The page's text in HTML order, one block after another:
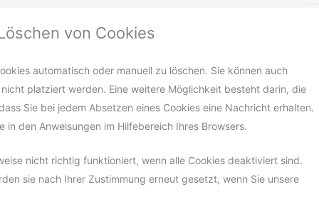
von Cookies
automatisch oder manuell zu löschen. Sie können auch
platziert werden. Eine weitere Möglichkeit besteht darin, die
Sie bei jedem Absetzen eines Cookies eine Nachricht erhalten.
den Anweisungen im Hilfebereich Ihres Browsers.
nicht richtig funktioniert, wenn alle Cookies deaktiviert sind.
sie nach Ihrer Zustimmung erneut gesetzt, wenn Sie unsere